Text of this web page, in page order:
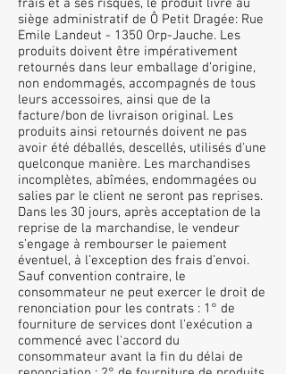
frais et à ses risques, le produit livré au
siège administratif de Ô Petit Dragée: Rue
Emile Landeut - 1350 Orp-Jauche. Les
produits doivent être impérativement
retournés dans leur emballage d’origine,
non endommagés, accompagnés de tous
leurs accessoires, ainsi que de la
facture/bon de livraison original. Les
produits ainsi retournés doivent ne pas
avoir été déballés, descellés, utilisés d'une
quelconque manière. Les marchandises
incomplètes, abîmées, endommagées ou
salies par le client ne seront pas reprises.
Dans les 30 jours, après acceptation de la
reprise de la marchandise, le vendeur
s’engage à rembourser le paiement
éventuel, à l’exception des frais d’envoi.
Sauf convention contraire, le
consommateur ne peut exercer le droit de
renonciation pour les contrats : 1° de
fourniture de services dont l'exécution a
commencé avec l'accord du
consommateur avant la fin du délai de